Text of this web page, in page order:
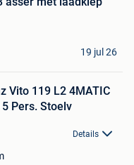
19 jul 26
Vito 119 L2 4MATIC
Pers. Stoelv
Details